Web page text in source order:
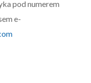
pod numerem
e-